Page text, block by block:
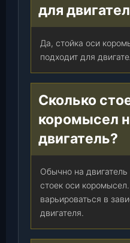
для
Да, стойка оси
подходит для
Сколько
коромысел
двигатель?
Обычно на двигатель
стоек оси
варьироваться в
двигателя.